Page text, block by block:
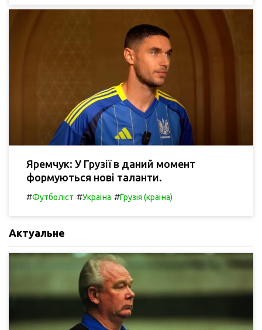
Яремчук: У Грузії в даний момент
формуються нові таланти.
#Футболіст #Україна #Грузія (країна)
Актуальне